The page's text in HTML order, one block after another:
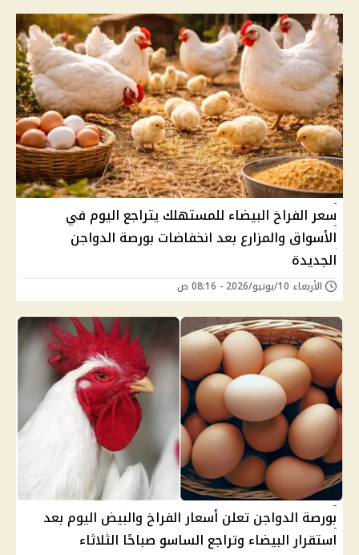
سعر الفراخ البيضاء للمستهلك يتراجع اليوم في
الأسواق والمزارع بعد انخفاضات بورصة الدواجن
الجديدة
الأربعاء 10/يونيو/2026 - 08:16 ص
بورصة الدواجن تعلن أسعار الفراخ والبيض اليوم بعد
استقرار البيضاء وتراجع الساسو صباحًا الثلاثاء